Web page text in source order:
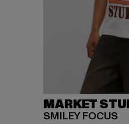
MARKET
SMILEY FOCUS